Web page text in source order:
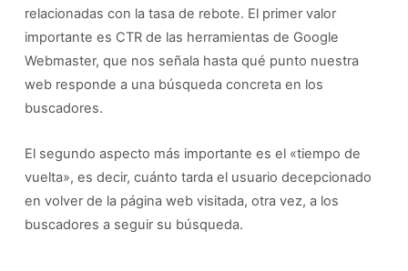
relacionadas con la tasa de rebote. El primer valor
importante es CTR de las herramientas de Google
Webmaster, que nos señala hasta qué punto nuestra
web responde a una búsqueda concreta en los
buscadores.
El segundo aspecto más importante es el «tiempo de
vuelta», es decir, cuánto tarda el usuario decepcionado
en volver de la página web visitada, otra vez, a los
buscadores a seguir su búsqueda.